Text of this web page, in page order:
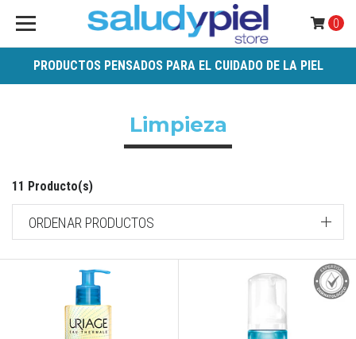
PRODUCTOS PENSADOS PARA EL CUIDADO DE LA PIEL
0
Limpieza
11 Producto(s)
ORDENAR PRODUCTOS